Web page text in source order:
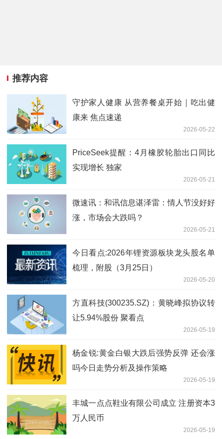
推荐内容
守护家人健康 从营养餐桌开始｜吃出健
康来 焦点速递
2026-05-22
PriceSeek提醒：4月橡胶轮胎出口同比
实现增长 独家
2026-05-21
微速讯：和讯信息谌泽雷：情人节没好好
涨，市场会大跌吗？
2026-05-21
今日看点:2026年锂资源板块龙头股名单
梳理，附股（3月25日）
2026-05-20
方直科技(300235.SZ)：黄晓峰拟协议转
让5.94%股份 聚看点
2026-05-19
杨金锐:黄金白银大跌后强势反弹 还会涨
吗今日走势分析及操作策略
2026-05-19
丰城一点点鞋业有限公司成立 注册资本3
万人民币
2026-05-19